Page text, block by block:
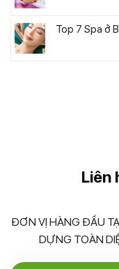
Top 7 Spa ở
Liên
ĐƠN VỊ HÀNG ĐẦU
DỰNG TOÀN